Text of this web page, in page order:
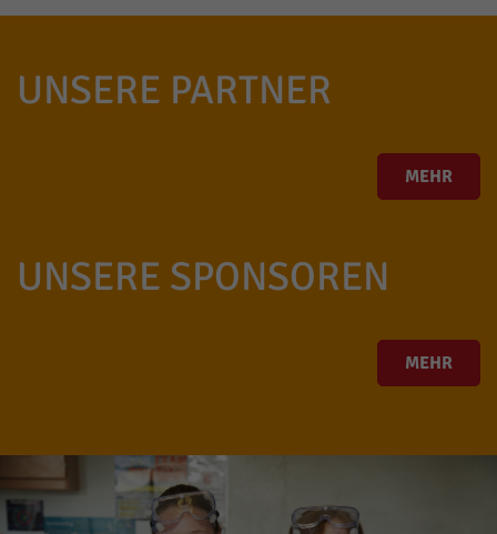
UNSERE PARTNER
MEHR
UNSERE SPONSOREN
MEHR